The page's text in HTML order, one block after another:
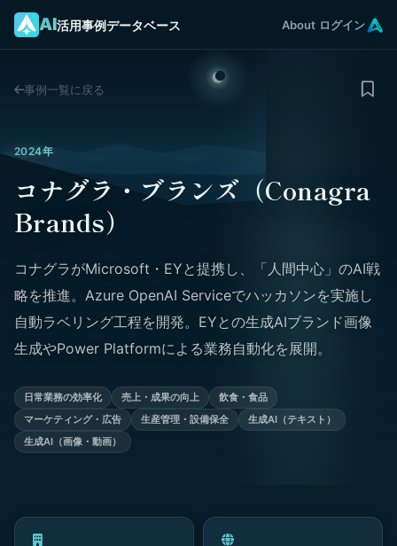
AI活用事例データベース About ログイン
事例一覧に戻る
2024年
コナグラ・ブランズ（Conagra
Brands）
コナグラがMicrosoft・EYと提携し、「人間中心」のAI戦
略を推進。Azure OpenAI Serviceでハッカソンを実施し
自動ラベリング工程を開発。EYとの生成AIブランド画像
生成やPower Platformによる業務自動化を展開。
日常業務の効率化 売上・成果の向上
飲食・食品
マーケティング・広告
生産管理・設備保全
生成AI（テキスト）
生成AI（画像・動画）